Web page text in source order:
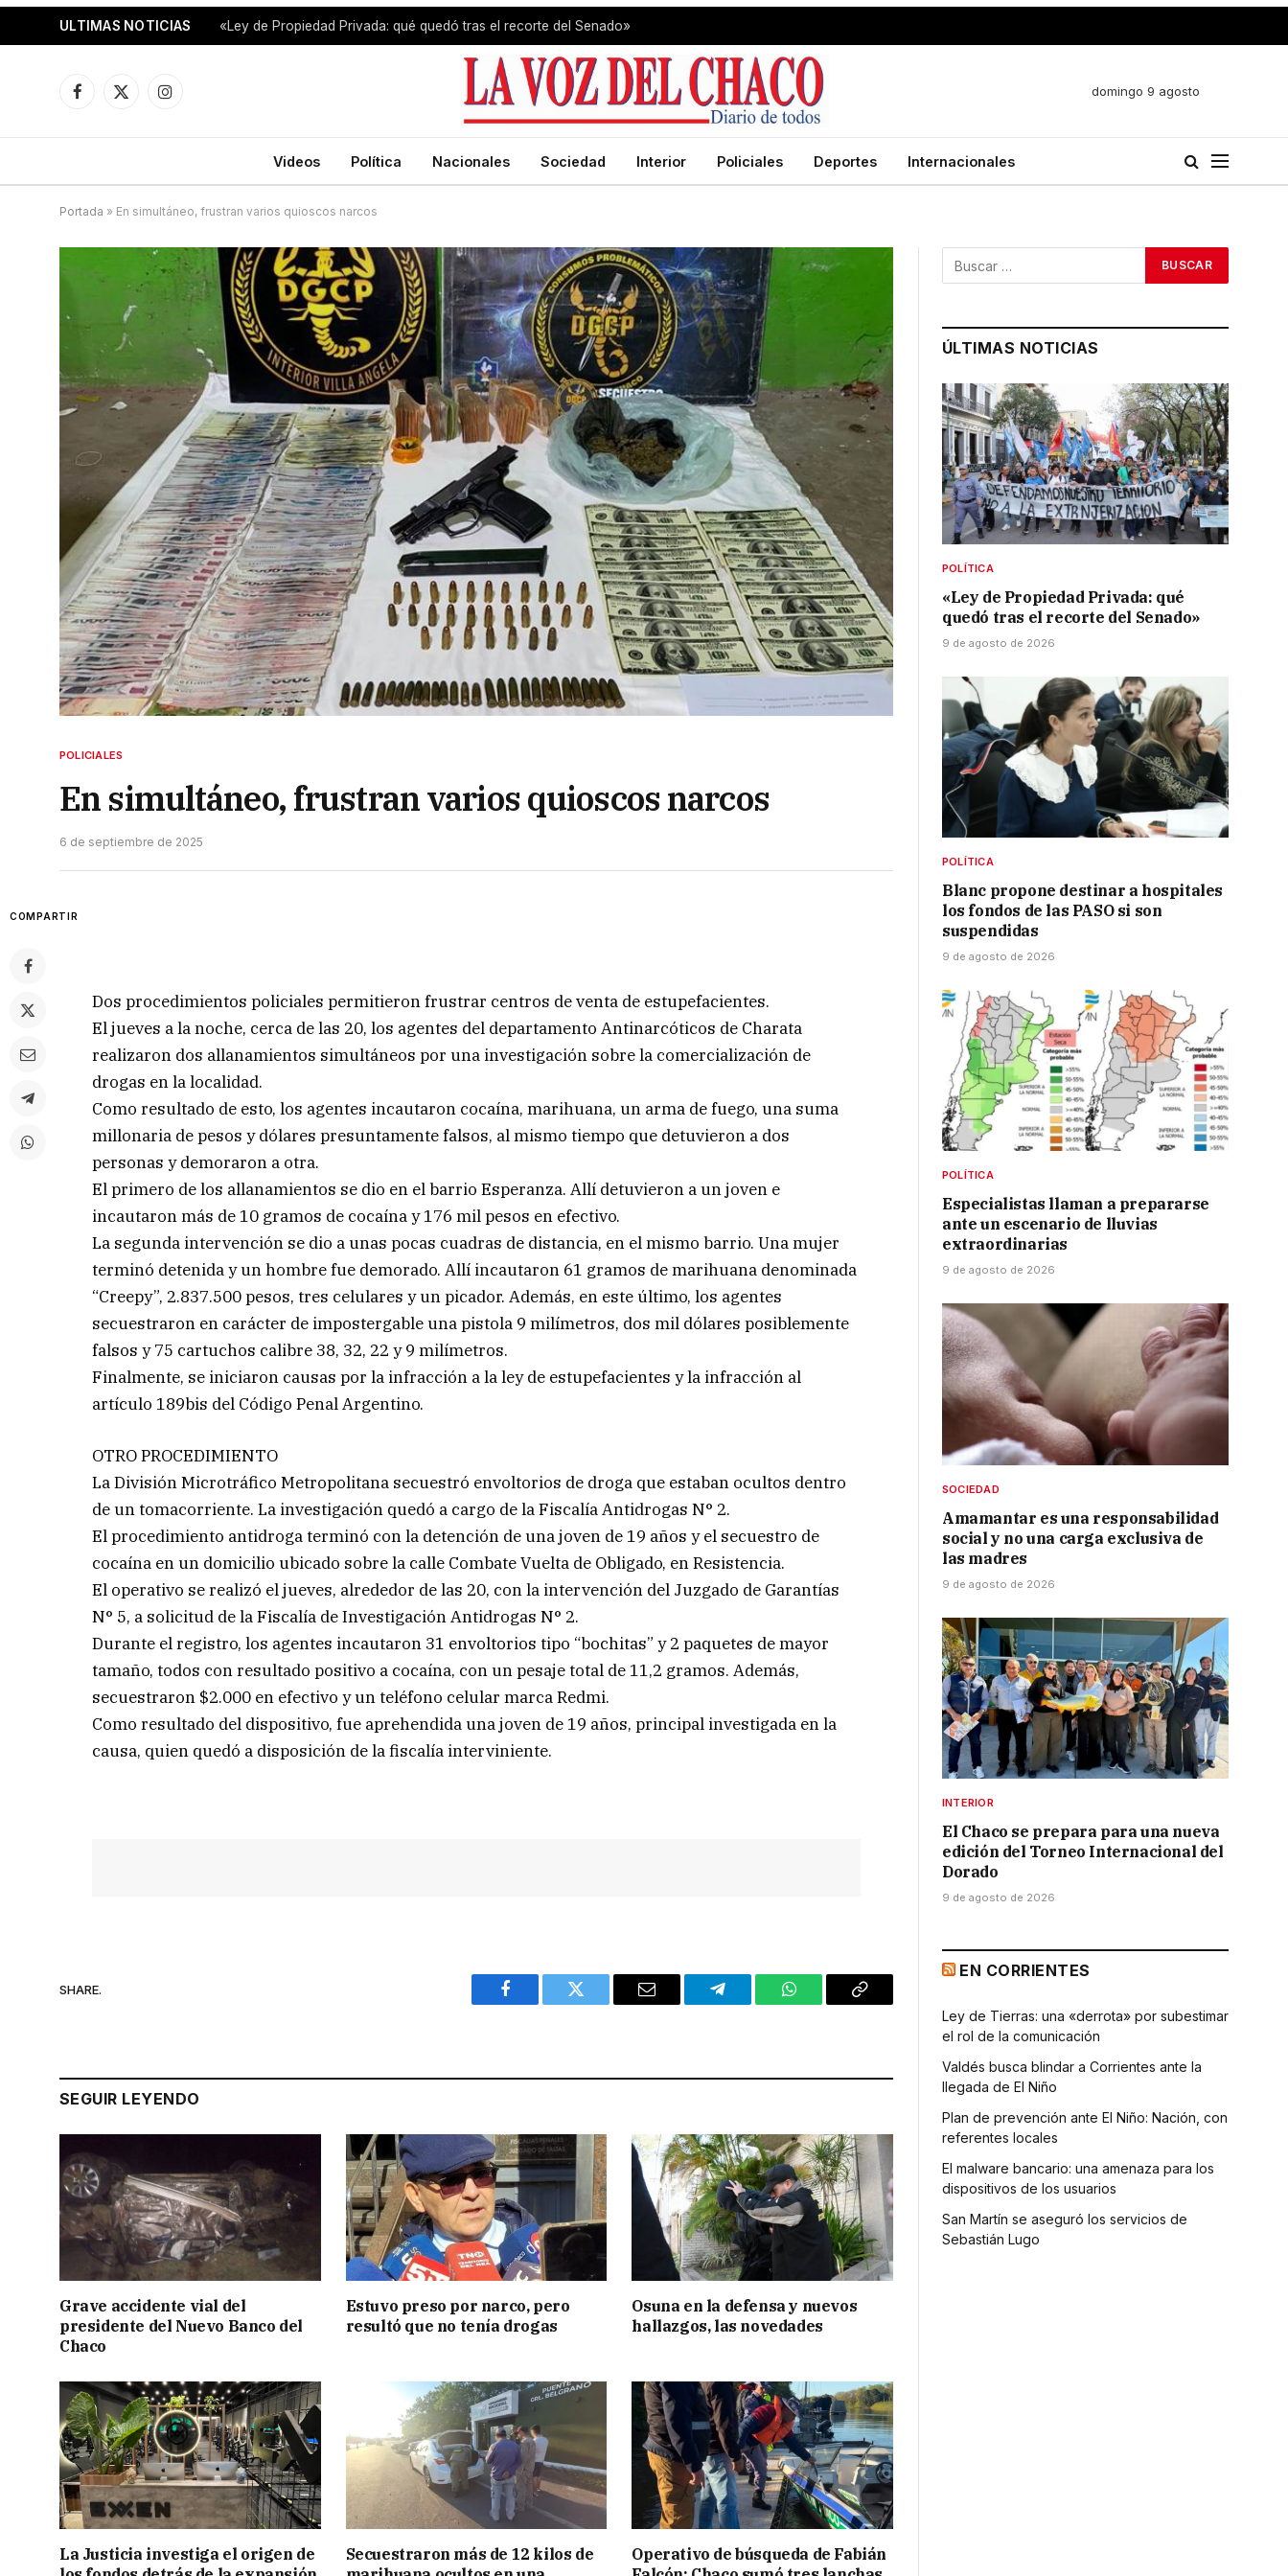
ULTIMAS NOTICIAS «Ley de Propiedad Privada: qué quedó tras el recorte del Senado»
Facebook
X
Instagram
domingo 9 agosto
Videos Política Nacionales Sociedad Interior Policiales Deportes Internacionales
Portada » En simultáneo, frustran varios quioscos narcos
POLICIALES
En simultáneo, frustran varios quioscos narcos
6 de septiembre de 2025
COMPARTIR
Dos procedimientos policiales permitieron frustrar centros de venta de estupefacientes.
El jueves a la noche, cerca de las 20, los agentes del departamento Antinarcóticos de Charata
realizaron dos allanamientos simultáneos por una investigación sobre la comercialización de
drogas en la localidad.
Como resultado de esto, los agentes incautaron cocaína, marihuana, un arma de fuego, una suma
millonaria de pesos y dólares presuntamente falsos, al mismo tiempo que detuvieron a dos
personas y demoraron a otra.
El primero de los allanamientos se dio en el barrio Esperanza. Allí detuvieron a un joven e
incautaron más de 10 gramos de cocaína y 176 mil pesos en efectivo.
La segunda intervención se dio a unas pocas cuadras de distancia, en el mismo barrio. Una mujer
terminó detenida y un hombre fue demorado. Allí incautaron 61 gramos de marihuana denominada
“Creepy”, 2.837.500 pesos, tres celulares y un picador. Además, en este último, los agentes
secuestraron en carácter de impostergable una pistola 9 milímetros, dos mil dólares posiblemente
falsos y 75 cartuchos calibre 38, 32, 22 y 9 milímetros.
Finalmente, se iniciaron causas por la infracción a la ley de estupefacientes y la infracción al
artículo 189bis del Código Penal Argentino.
OTRO PROCEDIMIENTO
La División Microtráfico Metropolitana secuestró envoltorios de droga que estaban ocultos dentro
de un tomacorriente. La investigación quedó a cargo de la Fiscalía Antidrogas N° 2.
El procedimiento antidroga terminó con la detención de una joven de 19 años y el secuestro de
cocaína en un domicilio ubicado sobre la calle Combate Vuelta de Obligado, en Resistencia.
El operativo se realizó el jueves, alrededor de las 20, con la intervención del Juzgado de Garantías
N° 5, a solicitud de la Fiscalía de Investigación Antidrogas N° 2.
Durante el registro, los agentes incautaron 31 envoltorios tipo “bochitas” y 2 paquetes de mayor
tamaño, todos con resultado positivo a cocaína, con un pesaje total de 11,2 gramos. Además,
secuestraron $2.000 en efectivo y un teléfono celular marca Redmi.
Como resultado del dispositivo, fue aprehendida una joven de 19 años, principal investigada en la
causa, quien quedó a disposición de la fiscalía interviniente.
SHARE.
Facebook Twitter Email Telegram WhatsAppCopy
SEGUIR LEYENDO
Grave accidente vial del
presidente del Nuevo Banco del
Chaco
Estuvo preso por narco, pero
resultó que no tenía drogas
Osuna en la defensa y nuevos
hallazgos, las novedades
La Justicia investiga el origen de
Secuestraron más de 12 kilos de
Operativo de búsqueda de Fabián
ÚLTIMAS NOTICIAS
POLÍTICA
«Ley de Propiedad Privada: qué
quedó tras el recorte del Senado»
9 de agosto de 2026
POLÍTICA
Blanc propone destinar a hospitales
los fondos de las PASO si son
suspendidas
9 de agosto de 2026
POLÍTICA
Especialistas llaman a prepararse
ante un escenario de lluvias
extraordinarias
9 de agosto de 2026
SOCIEDAD
Amamantar es una responsabilidad
social y no una carga exclusiva de
las madres
9 de agosto de 2026
INTERIOR
El Chaco se prepara para una nueva
edición del Torneo Internacional del
Dorado
9 de agosto de 2026
EN CORRIENTES
Ley de Tierras: una «derrota» por subestimar
el rol de la comunicación
Valdés busca blindar a Corrientes ante la
llegada de El Niño
Plan de prevención ante El Niño: Nación, con
referentes locales
El malware bancario: una amenaza para los
dispositivos de los usuarios
San Martín se aseguró los servicios de
Sebastián Lugo